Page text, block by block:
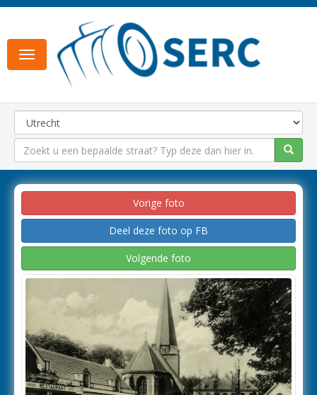
Toggle
navigation
Vorige foto
Deel deze foto op FB
Volgende foto